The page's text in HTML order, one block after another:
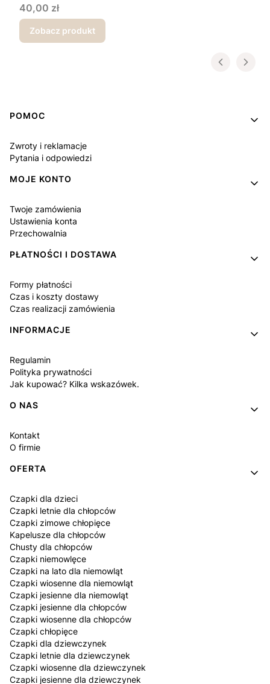
Cena
40,00 zł
Zobacz produkt
Linki w stopce
POMOC
Zwroty i reklamacje
Pytania i odpowiedzi
MOJE KONTO
Twoje zamówienia
Ustawienia konta
Przechowalnia
PŁATNOŚCI I DOSTAWA
Formy płatności
Czas i koszty dostawy
Czas realizacji zamówienia
INFORMACJE
Regulamin
Polityka prywatności
Jak kupować? Kilka wskazówek.
O NAS
Kontakt
O firmie
OFERTA
Czapki dla dzieci
Czapki letnie dla chłopców
Czapki zimowe chłopięce
Kapelusze dla chłopców
Chusty dla chłopców
Czapki niemowlęce
Czapki na lato dla niemowląt
Czapki wiosenne dla niemowląt
Czapki jesienne dla niemowląt
Czapki jesienne dla chłopców
Czapki wiosenne dla chłopców
Czapki chłopięce
Czapki dla dziewczynek
Czapki letnie dla dziewczynek
Czapki wiosenne dla dziewczynek
Czapki jesienne dla dziewczynek